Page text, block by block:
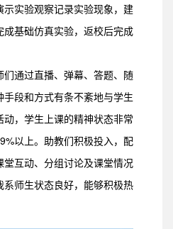
实验观察记录实验现象，建
基础仿真实验，返校后完成
通过直播、弹幕、答题、随
段和方式有条不紊地与学生
，学生上课的精神状态非常
以上。助教们积极投入，配
互动、分组讨论及课堂情况
师生状态良好，能够积极热